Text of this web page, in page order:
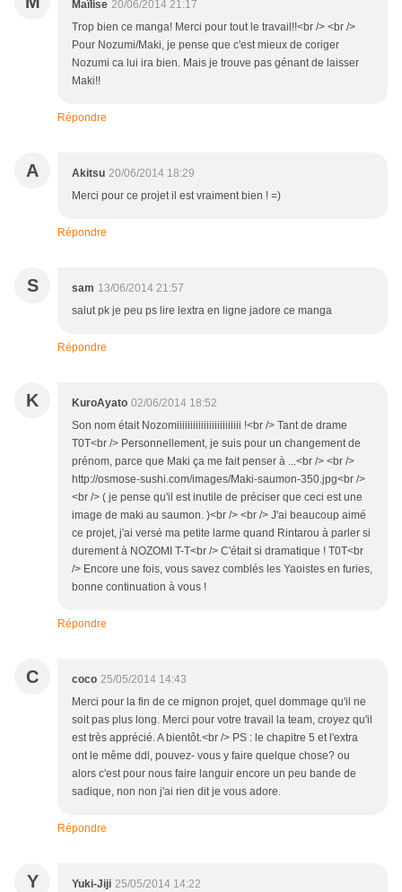
Maïlise 20/06/2014 21:17
Trop bien ce manga! Merci pour tout le travail!!<br /> <br />
Pour Nozumi/Maki, je pense que c'est mieux de coriger
Nozumi ca lui ira bien. Mais je trouve pas génant de laisser
Maki!!
Répondre
A Akitsu 20/06/2014 18:29
Merci pour ce projet il est vraiment bien ! =)
Répondre
S sam 13/06/2014 21:57
salut pk je peu ps lire lextra en ligne jadore ce manga
Répondre
K KuroAyato 02/06/2014 18:52
Son nom était Nozomiiiiiiiiiiiiiiiiiiiiiiii !<br /> Tant de drame
T0T<br /> Personnellement, je suis pour un changement de
prénom, parce que Maki ça me fait penser à ...<br /> <br />
http://osmose-sushi.com/images/Maki-saumon-350.jpg<br />
<br /> ( je pense qu'il est inutile de préciser que ceci est une
image de maki au saumon. )<br /> <br /> J'ai beaucoup aimé
ce projet, j'ai versé ma petite larme quand Rintarou à parler si
durement à NOZOMI T-T<br /> C'était si dramatique ! T0T<br
/> Encore une fois, vous savez comblés les Yaoistes en furies,
bonne continuation à vous !
Répondre
C coco 25/05/2014 14:43
Merci pour la fin de ce mignon projet, quel dommage qu'il ne
soit pas plus long. Merci pour votre travail la team, croyez qu'il
est très apprécié. A bientôt.<br /> PS : le chapitre 5 et l'extra
ont le même ddl, pouvez- vous y faire quelque chose? ou
alors c'est pour nous faire languir encore un peu bande de
sadique, non non j'ai rien dit je vous adore.
Répondre
Y Yuki-Jiji 25/05/2014 14:22